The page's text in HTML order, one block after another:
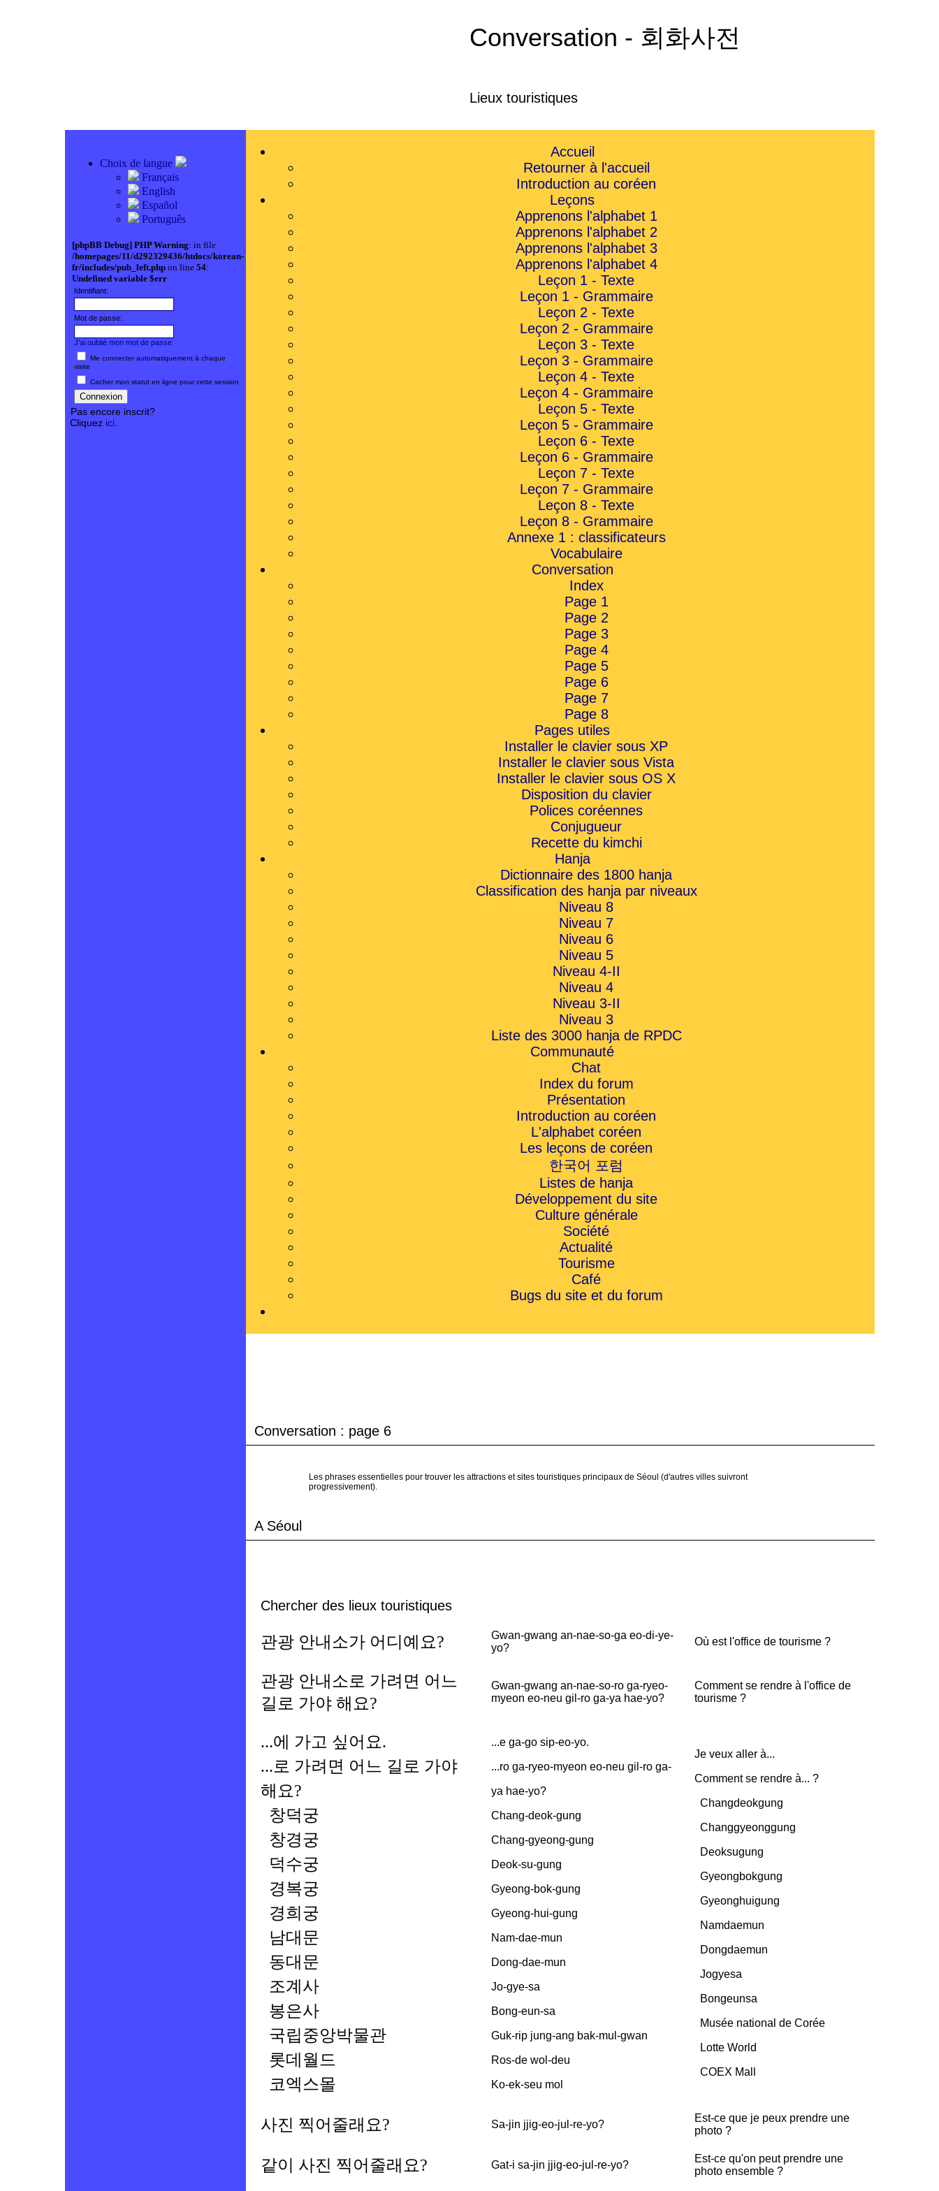
Conversation - 회화사전
Lieux touristiques
Choix de langue
Français
English
Español
Português
[phpBB Debug] PHP Warning: in file
/homepages/11/d292329436/htdocs/korean-
fr/includes/pub_left.phpon line 54:
Undefined variable $err
Identifiant:
Mot de passe:
J'ai oublié mon mot de passe
Me connecter automatiquement à chaque
visite
Cacher mon statut en ligne pour cette session
Pas encore inscrit?
Cliquez ici
Accueil
Retourner à l'accueil
Introduction au coréen
Leçons
Apprenons l'alphabet 1
Apprenons l'alphabet 2
Apprenons l'alphabet 3
Apprenons l'alphabet 4
Leçon 1 - Texte
Leçon 1 - Grammaire
Leçon 2 - Texte
Leçon 2 - Grammaire
Leçon 3 - Texte
Leçon 3 - Grammaire
Leçon 4 - Texte
Leçon 4 - Grammaire
Leçon 5 - Texte
Leçon 5 - Grammaire
Leçon 6 - Texte
Leçon 6 - Grammaire
Leçon 7 - Texte
Leçon 7 - Grammaire
Leçon 8 - Texte
Leçon 8 - Grammaire
Annexe 1 : classificateurs
Vocabulaire
Conversation
Index
Page 1
Page 2
Page 3
Page 4
Page 5
Page 6
Page 7
Page 8
Pages utiles
Installer le clavier sous XP
Installer le clavier sous Vista
Installer le clavier sous OS X
Disposition du clavier
Polices coréennes
Conjugueur
Recette du kimchi
Hanja
Dictionnaire des 1800 hanja
Classification des hanja par niveaux
Niveau 8
Niveau 7
Niveau 6
Niveau 5
Niveau 4-II
Niveau 4
Niveau 3-II
Niveau 3
Liste des 3000 hanja de RPDC
Communauté
Chat
Index du forum
Présentation
Introduction au coréen
L'alphabet coréen
Les leçons de coréen
한국어 포럼
Listes de hanja
Développement du site
Culture générale
Société
Actualité
Tourisme
Café
Bugs du site et du forum
Conversation : page 6
Les phrases essentielles pour trouver les attractions et sites touristiques principaux de Séoul (d'autres villes suivront
progressivement).
A Séoul
Chercher des lieux touristiques
관광 안내소가 어디예요?
Gwan-gwang an-nae-so-ga eo-di-ye-
yo?
Où est l'office de tourisme ?
관광 안내소로 가려면 어느
길로 가야 해요?
Gwan-gwang an-nae-so-ro ga-ryeo-
myeon eo-neu gil-ro ga-ya hae-yo?
Comment se rendre à l'office de
tourisme ?
...에 가고 싶어요.
...로 가려면 어느 길로 가야
해요?
창덕궁
창경궁
덕수궁
경복궁
경희궁
남대문
동대문
조계사
봉은사
국립중앙박물관
롯데월드
코엑스몰
...e ga-go sip-eo-yo.
...ro ga-ryeo-myeon eo-neu gil-ro ga-
ya hae-yo?
Chang-deok-gung
Chang-gyeong-gung
Deok-su-gung
Gyeong-bok-gung
Gyeong-hui-gung
Nam-dae-mun
Dong-dae-mun
Jo-gye-sa
Bong-eun-sa
Guk-rip jung-ang bak-mul-gwan
Ros-de wol-deu
Ko-ek-seu mol
Je veux aller à...
Comment se rendre à... ?
Changdeokgung
Changgyeonggung
Deoksugung
Gyeongbokgung
Gyeonghuigung
Namdaemun
Dongdaemun
Jogyesa
Bongeunsa
Musée national de Corée
Lotte World
COEX Mall
사진 찍어줄래요? Sa-jin jjig-eo-jul-re-yo?
Est-ce que je peux prendre une
photo ?
같이 사진 찍어줄래요? Gat-i sa-jin jjig-eo-jul-re-yo?
Est-ce qu'on peut prendre une
photo ensemble ?